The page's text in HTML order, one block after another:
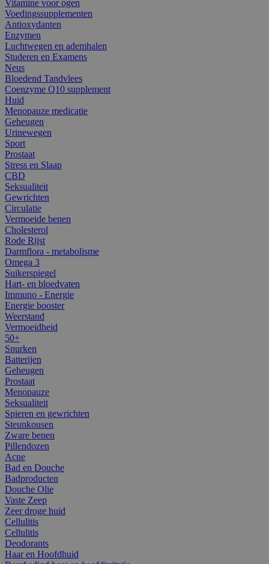
Vitamine voor ogen
Voedingssupplementen
Antioxydanten
Enzymen
Luchtwegen en ademhalen
Studeren en Examens
Neus
Bloedend Tandvlees
Coenzyme Q10 supplement
Huid
Menopauze medicatie
Geheugen
Urinewegen
Sport
Prostaat
Stress en Slaap
CBD
Seksualiteit
Gewrichten
Circulatie
Vermoeide benen
Cholesterol
Rode Rijst
Darmflora - metabolisme
Omega 3
Suikerspiegel
Hart- en bloedvaten
Immuno - Energie
Energie booster
Weerstand
Vermoeidheid
50+
Snurken
Batterijen
Geheugen
Prostaat
Menopauze
Seksualiteit
Spieren en gewrichten
Steunkousen
Zware benen
Pillendozen
Acne
Bad en Douche
Badproducten
Douche Olie
Vaste Zeep
Zeer droge huid
Cellulitis
Cellulitis
Deodorants
Haar en Hoofdhuid